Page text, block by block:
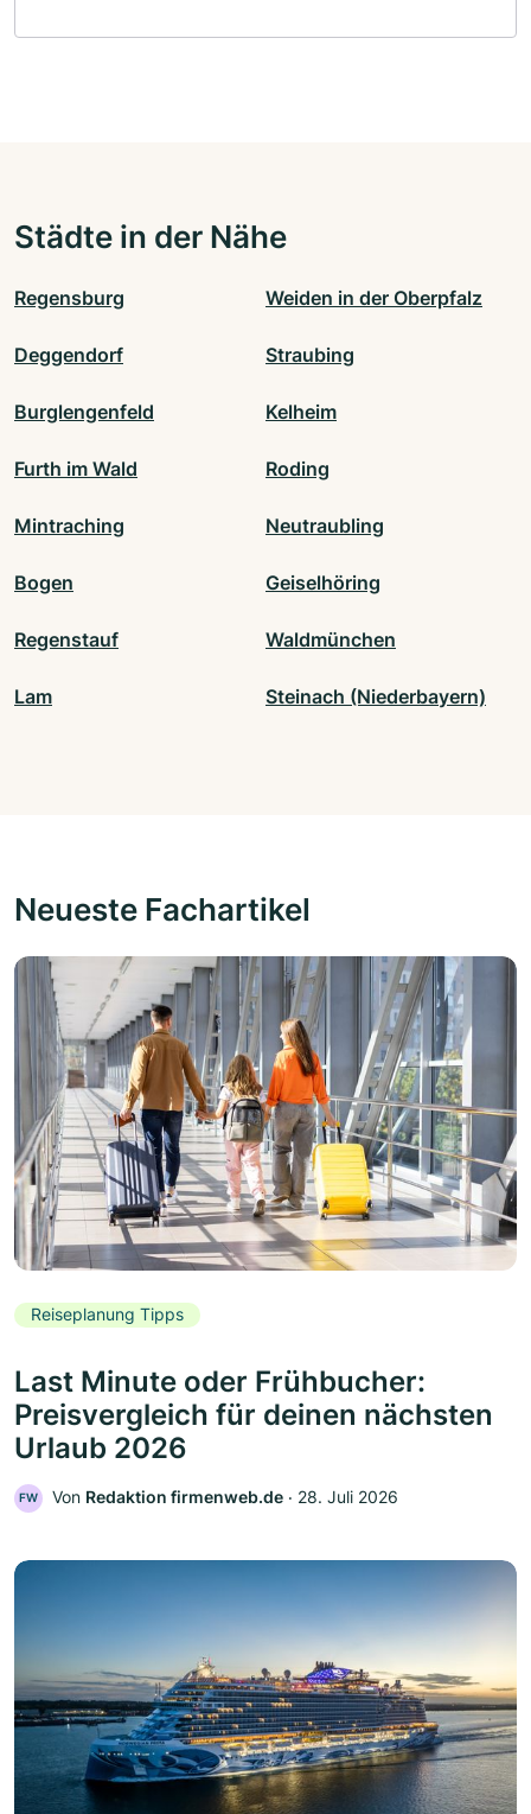
Städte in der Nähe
Regensburg Weiden in der Oberpfalz
Deggendorf Straubing
Burglengenfeld Kelheim
Furth im Wald Roding
Mintraching Neutraubling
Bogen Geiselhöring
Regenstauf Waldmünchen
Lam Steinach (Niederbayern)
Neueste Fachartikel
Reiseplanung Tipps
Last Minute oder Frühbucher:
Preisvergleich für deinen nächsten
Urlaub 2026
FW Von Redaktion firmenweb.de ‧ 28. Juli 2026